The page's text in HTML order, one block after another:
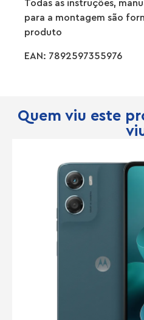
Todas as instruções,
para a montagem são
produto
EAN: 7892597355976
Quem viu este